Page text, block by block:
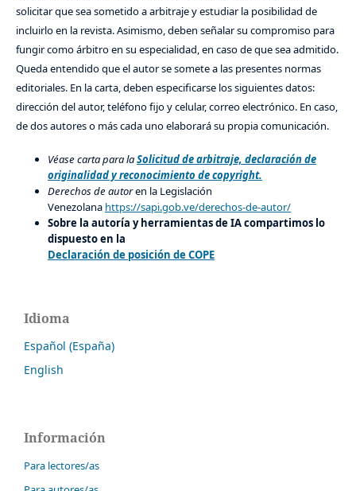
solicitar que sea sometido a arbitraje y estudiar la posibilidad de
incluirlo en la revista. Asimismo, deben señalar su compromiso para
fungir como árbitro en su especialidad, en caso de que sea admitido.
Queda entendido que el autor se somete a las presentes normas
editoriales. En la carta, deben especificarse los siguientes datos:
dirección del autor, teléfono fijo y celular, correo electrónico. En caso,
de dos autores o más cada uno elaborará su propia comunicación.
Véase carta para laSolicitud de arbitraje, declaración de
originalidad y reconocimiento de copyright.
Derechos de autoren la Legislación
Venezolana https://sapi.gob.ve/derechos-de-autor/
Sobre la autoría y herramientas de IA compartimos lo
dispuesto en la
Declaración de posición de COPE
Idioma
Español (España)
English
Información
Para lectores/as